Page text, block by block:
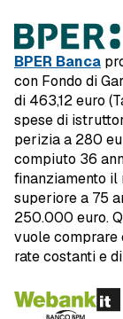
BPER Banca
con Fondo di
di 463,12 euro
spese di
perizia a 280
compiuto 36
finanziamento il
superiore a 75
250.000 euro.
vuole comprare
rate costanti e